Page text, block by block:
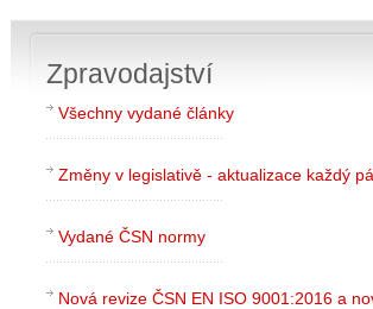
Zpravodajství
Všechny vydané články
Změny v legislativě - aktualizace každý
Vydané ČSN normy
Nová revize ČSN EN ISO 9001:2016 a